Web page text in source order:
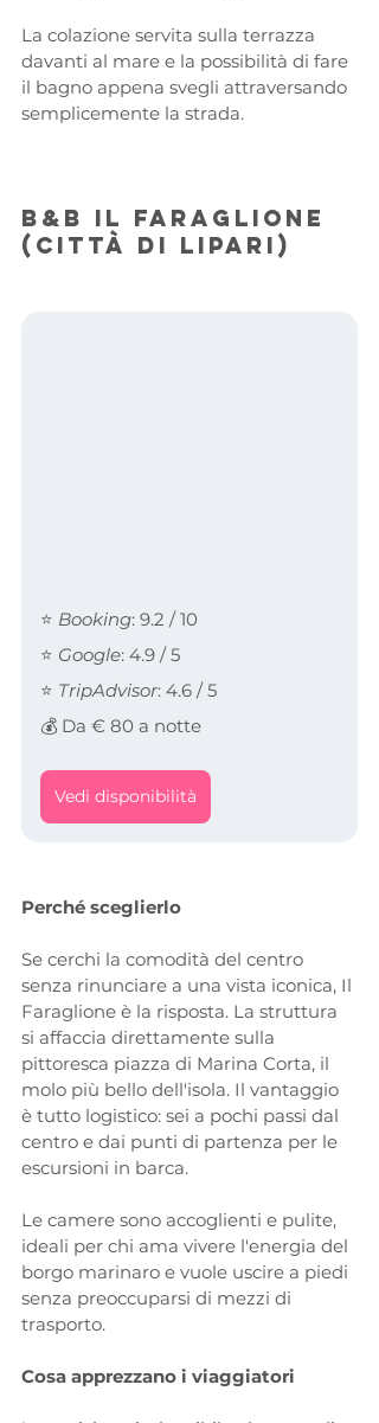
La colazione servita sulla terrazza
davanti al mare e la possibilità di fare
il bagno appena svegli attraversando
semplicemente la strada.
B&B Il Faraglione
(Città di Lipari)
⭐ Booking: 9.2 / 10
⭐ Google: 4.9 / 5
⭐ TripAdvisor: 4.6 / 5
💰 Da € 80 a notte
Vedi disponibilità
Perché sceglierlo
Se cerchi la comodità del centro
senza rinunciare a una vista iconica, Il
Faraglione è la risposta. La struttura
si affaccia direttamente sulla
pittoresca piazza di Marina Corta, il
molo più bello dell'isola. Il vantaggio
è tutto logistico: sei a pochi passi dal
centro e dai punti di partenza per le
escursioni in barca.
Le camere sono accoglienti e pulite,
ideali per chi ama vivere l'energia del
borgo marinaro e vuole uscire a piedi
senza preoccuparsi di mezzi di
trasporto.
Cosa apprezzano i viaggiatori